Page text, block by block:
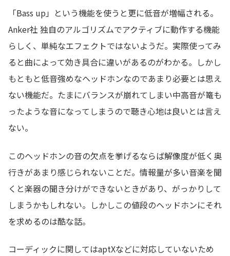
「Bass up」という機能を使うと更に低音が増幅される。
Anker社 独自のアルゴリズムでアクティブに動作する機能
らしく、単純なエフェクトではないようだ。実際使ってみ
ると曲によって効き具合に違いがあるのがわかる。しかし
もともと低音強めなヘッドホンなのであまり必要とは思え
ない機能だ。たまにバランスが崩れてしまい中高音が篭も
ったような音になってしまうので聴き心地は良いとは言え
ない。
このヘッドホンの音の欠点を挙げるならば解像度が低く奥
行きがあまり感じられないことだ。情報量が多い音楽を聞
くと楽器の聞き分けができないときがあり、がっかりして
しまうかもしれない。しかしこの値段のヘッドホンにそれ
を求めるのは酷な話。
コーディックに関してはaptXなどに対応していないため